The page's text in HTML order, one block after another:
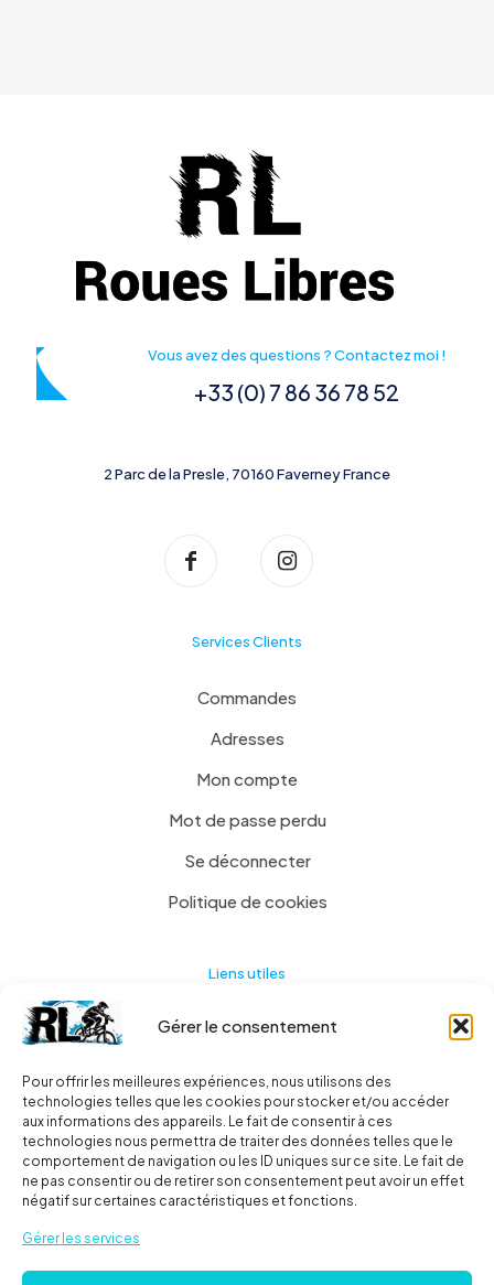
Gérer le consentement
Pour offrir les meilleures expériences, nous utilisons des
technologies telles que les cookies pour stocker et/ou accéder
aux informations des appareils. Le fait de consentir à ces
technologies nous permettra de traiter des données telles que le
comportement de navigation ou les ID uniques sur ce site. Le fait de
ne pas consentir ou de retirer son consentement peut avoir un effet
négatif sur certaines caractéristiques et fonctions.
Gérer les services
Vous avez des questions ? Contactez moi !
+33 (0) 7 86 36 78 52
2 Parc de la Presle, 70160 Faverney France
Services Clients
Commandes
Adresses
Mon compte
Mot de passe perdu
Se déconnecter
Politique de cookies
Liens utiles
Actualités
Contact
Ma liste